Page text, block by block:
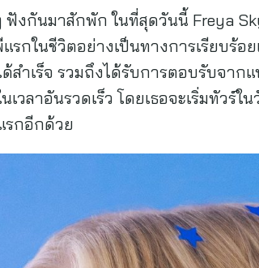
ฟังกันมาสักพัก ในที่สุดวันนี้ Freya
กในชีวิตอย่างเป็นทางการเรียบร้อ
ด้สำเร็จ รวมถึงได้รับการตอบรับจา
วลาอันรวดเร็ว โดยเธอจะเริ่มทัวร์
รกอีกด้วย